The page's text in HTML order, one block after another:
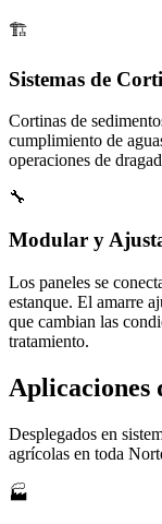
🏗️
Sistemas de
Cortinas de
cumplimiento de
operaciones de
🔧
Modular y
Los paneles se
estanque. El amarre
que cambian las
tratamiento.
Aplicaciones
Desplegados en
agrícolas en toda
🏭